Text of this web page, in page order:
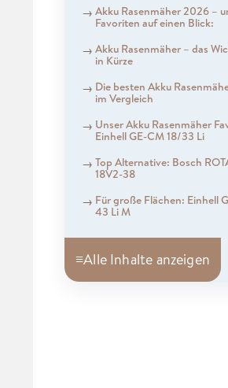
Akku Rasenmäher 2026 –
Favoriten auf einen Blick:
Akku Rasenmäher – das
in Kürze
Die besten Akku
im Vergleich
Unser Akku Rasenmäher
Einhell GE-CM 18/33 Li
Top Alternative: Bosch
18V2-38
Für große Flächen: Einhell
43 Li M
≡Alle Inhalte anzeigen